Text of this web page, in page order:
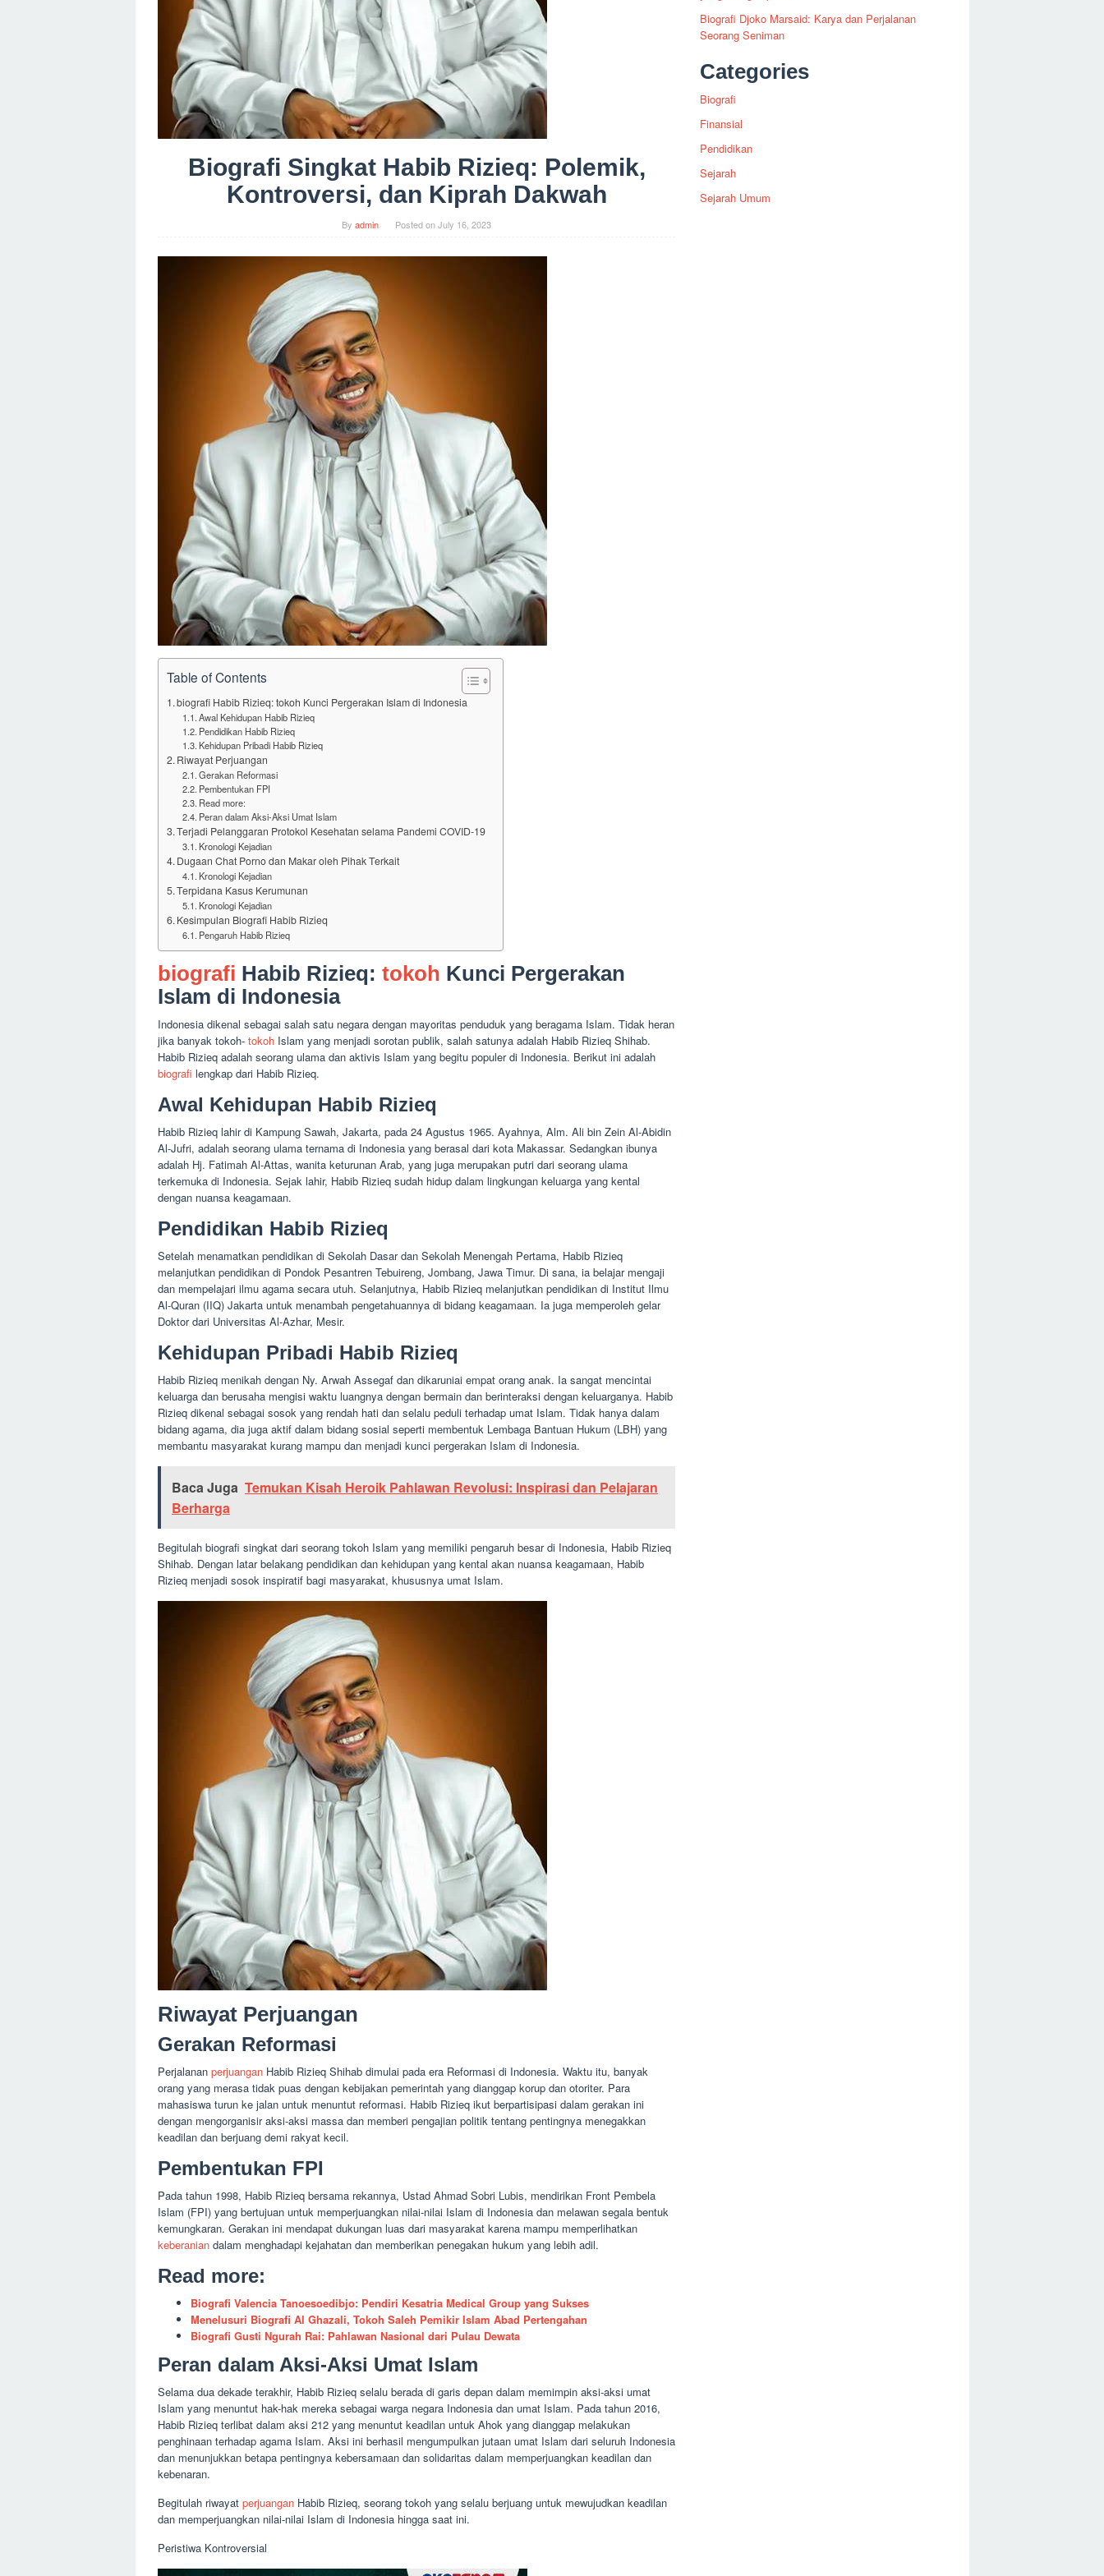
Biografi Singkat Habib Rizieq: Polemik,
Kontroversi, dan Kiprah Dakwah
By admin Posted onJuly 16, 2023
Table of Contents
biografi Habib Rizieq: tokoh Kunci Pergerakan Islam di Indonesia
Awal Kehidupan Habib Rizieq
Pendidikan Habib Rizieq
Kehidupan Pribadi Habib Rizieq
Riwayat Perjuangan
Gerakan Reformasi
Pembentukan FPI
Read more:
Peran dalam Aksi-Aksi Umat Islam
Terjadi Pelanggaran Protokol Kesehatan selama Pandemi COVID-19
Kronologi Kejadian
Dugaan Chat Porno dan Makar oleh Pihak Terkait
Kronologi Kejadian
Terpidana Kasus Kerumunan
Kronologi Kejadian
Kesimpulan Biografi Habib Rizieq
Pengaruh Habib Rizieq
biografi Habib Rizieq: tokoh Kunci Pergerakan
Islam di Indonesia
Indonesia dikenal sebagai salah satu negara dengan mayoritas penduduk yang beragama Islam. Tidak heran
jika banyak tokoh- tokoh Islam yang menjadi sorotan publik, salah satunya adalah Habib Rizieq Shihab.
Habib Rizieq adalah seorang ulama dan aktivis Islam yang begitu populer di Indonesia. Berikut ini adalah
biografi lengkap dari Habib Rizieq.
Awal Kehidupan Habib Rizieq
Habib Rizieq lahir di Kampung Sawah, Jakarta, pada 24 Agustus 1965. Ayahnya, Alm. Ali bin Zein Al-Abidin
Al-Jufri, adalah seorang ulama ternama di Indonesia yang berasal dari kota Makassar. Sedangkan ibunya
adalah Hj. Fatimah Al-Attas, wanita keturunan Arab, yang juga merupakan putri dari seorang ulama
terkemuka di Indonesia. Sejak lahir, Habib Rizieq sudah hidup dalam lingkungan keluarga yang kental
dengan nuansa keagamaan.
Pendidikan Habib Rizieq
Setelah menamatkan pendidikan di Sekolah Dasar dan Sekolah Menengah Pertama, Habib Rizieq
melanjutkan pendidikan di Pondok Pesantren Tebuireng, Jombang, Jawa Timur. Di sana, ia belajar mengaji
dan mempelajari ilmu agama secara utuh. Selanjutnya, Habib Rizieq melanjutkan pendidikan di Institut Ilmu
Al-Quran (IIQ) Jakarta untuk menambah pengetahuannya di bidang keagamaan. Ia juga memperoleh gelar
Doktor dari Universitas Al-Azhar, Mesir.
Kehidupan Pribadi Habib Rizieq
Habib Rizieq menikah dengan Ny. Arwah Assegaf dan dikaruniai empat orang anak. Ia sangat mencintai
keluarga dan berusaha mengisi waktu luangnya dengan bermain dan berinteraksi dengan keluarganya. Habib
Rizieq dikenal sebagai sosok yang rendah hati dan selalu peduli terhadap umat Islam. Tidak hanya dalam
bidang agama, dia juga aktif dalam bidang sosial seperti membentuk Lembaga Bantuan Hukum (LBH) yang
membantu masyarakat kurang mampu dan menjadi kunci pergerakan Islam di Indonesia.
Baca Juga Temukan Kisah Heroik Pahlawan Revolusi: Inspirasi dan Pelajaran
Berharga
Begitulah biografi singkat dari seorang tokoh Islam yang memiliki pengaruh besar di Indonesia, Habib Rizieq
Shihab. Dengan latar belakang pendidikan dan kehidupan yang kental akan nuansa keagamaan, Habib
Rizieq menjadi sosok inspiratif bagi masyarakat, khususnya umat Islam.
Riwayat Perjuangan
Gerakan Reformasi
Perjalanan perjuangan Habib Rizieq Shihab dimulai pada era Reformasi di Indonesia. Waktu itu, banyak
orang yang merasa tidak puas dengan kebijakan pemerintah yang dianggap korup dan otoriter. Para
mahasiswa turun ke jalan untuk menuntut reformasi. Habib Rizieq ikut berpartisipasi dalam gerakan ini
dengan mengorganisir aksi-aksi massa dan memberi pengajian politik tentang pentingnya menegakkan
keadilan dan berjuang demi rakyat kecil.
Pembentukan FPI
Pada tahun 1998, Habib Rizieq bersama rekannya, Ustad Ahmad Sobri Lubis, mendirikan Front Pembela
Islam (FPI) yang bertujuan untuk memperjuangkan nilai-nilai Islam di Indonesia dan melawan segala bentuk
kemungkaran. Gerakan ini mendapat dukungan luas dari masyarakat karena mampu memperlihatkan
keberanian dalam menghadapi kejahatan dan memberikan penegakan hukum yang lebih adil.
Read more:
Biografi Valencia Tanoesoedibjo: Pendiri Kesatria Medical Group yang Sukses
Menelusuri Biografi Al Ghazali, Tokoh Saleh Pemikir Islam Abad Pertengahan
Biografi Gusti Ngurah Rai: Pahlawan Nasional dari Pulau Dewata
Peran dalam Aksi-Aksi Umat Islam
Selama dua dekade terakhir, Habib Rizieq selalu berada di garis depan dalam memimpin aksi-aksi umat
Islam yang menuntut hak-hak mereka sebagai warga negara Indonesia dan umat Islam. Pada tahun 2016,
Habib Rizieq terlibat dalam aksi 212 yang menuntut keadilan untuk Ahok yang dianggap melakukan
penghinaan terhadap agama Islam. Aksi ini berhasil mengumpulkan jutaan umat Islam dari seluruh Indonesia
dan menunjukkan betapa pentingnya kebersamaan dan solidaritas dalam memperjuangkan keadilan dan
kebenaran.
Begitulah riwayat perjuangan Habib Rizieq, seorang tokoh yang selalu berjuang untuk mewujudkan keadilan
dan memperjuangkan nilai-nilai Islam di Indonesia hingga saat ini.
Peristiwa Kontroversial
Biografi Djoko Marsaid: Karya dan Perjalanan
Seorang Seniman
Categories
Biografi
Finansial
Pendidikan
Sejarah
Sejarah Umum